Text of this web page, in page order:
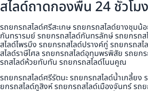
สไลด์ถาดกองพื้น 24 ชั่วโมง
รถยกรถสไลด์ศรีสะเกษ รถยกรถสไลด์ยางชุมน้
กันทรารมย์ รถยกรถสไลด์กันทรลักษ์ รถยกรถ
สไลด์ไพรบึง รถยกรถสไลด์ปรางค์กู่ รถยกรถส
สไลด์ราษีไศล รถยกรถสไลด์อุทุมพรพิสัย รถยก
รถสไลด์ห้วยทับทัน รถยกรถสไลด์โนนคูณ
รถยกรถสไลด์ศรีรัตนะ รถยกรถสไลด์น้ำเกลี้ยง
ยกรถสไลด์ภูสิงห์ รถยกรถสไลด์เมืองจันทร์ รถ